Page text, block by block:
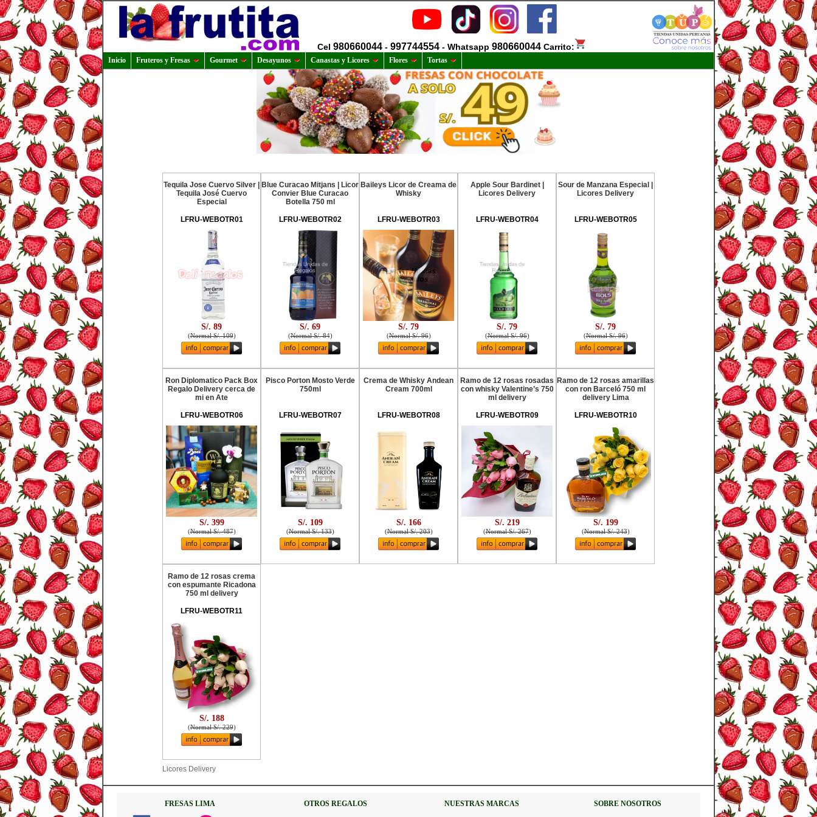
Cel 980660044 - 997744554 - Whatsapp 980660044 Carrito:
Inicio Fruteros y Fresas Gourmet Desayunos Canastas y Licores Flores Tortas
Tequila Jose Cuervo Silver |
Tequila José Cuervo
Especial
LFRU-WEBOTR01
S/. 89
(Normal S/. 109)
Blue Curacao Mitjans | Licor
Convier Blue Curacao
Botella 750 ml
LFRU-WEBOTR02
S/. 69
(Normal S/. 84)
Baileys Licor de Creama de
Whisky
LFRU-WEBOTR03
S/. 79
(Normal S/. 96)
Apple Sour Bardinet |
Licores Delivery
LFRU-WEBOTR04
S/. 79
(Normal S/. 96)
Sour de Manzana Especial |
Licores Delivery
LFRU-WEBOTR05
S/. 79
(Normal S/. 96)
Ron Diplomatico Pack Box
Regalo Delivery cerca de
mi en Ate
LFRU-WEBOTR06
S/. 399
(Normal S/. 487)
Pisco Porton Mosto Verde
750ml
LFRU-WEBOTR07
S/. 109
(Normal S/. 133)
Crema de Whisky Andean
Cream 700ml
LFRU-WEBOTR08
S/. 166
(Normal S/. 203)
Ramo de 12 rosas rosadas
con whisky Valentine’s 750
ml delivery
LFRU-WEBOTR09
S/. 219
(Normal S/. 267)
Ramo de 12 rosas amarillas
con ron Barceló 750 ml
delivery Lima
LFRU-WEBOTR10
S/. 199
(Normal S/. 243)
Ramo de 12 rosas crema
con espumante Ricadona
750 ml delivery
LFRU-WEBOTR11
S/. 188
(Normal S/. 229)
Licores Delivery
FRESAS LIMA OTROS REGALOS NUESTRAS MARCAS
SOBRE NOSOTROS